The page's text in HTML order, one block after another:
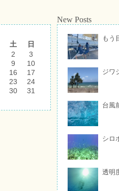
土
日
2
3
9
10
16
17
23
24
30
31
New Posts
もう
ジワ
台風
シロ
透明